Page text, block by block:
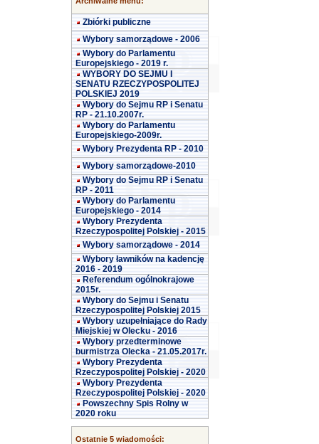
Zbiórki publiczne
Wybory samorządowe - 2006
Wybory do Parlamentu
Europejskiego - 2019 r.
WYBORY DO SEJMU I
SENATU RZECZYPOSPOLITEJ
POLSKIEJ 2019
Wybory do Sejmu RP i Senatu
RP - 21.10.2007r.
Wybory do Parlamentu
Europejskiego-2009r.
Wybory Prezydenta RP - 2010
Wybory samorządowe-2010
Wybory do Sejmu RP i Senatu
RP - 2011
Wybory do Parlamentu
Europejskiego - 2014
Wybory Prezydenta
Rzeczypospolitej Polskiej - 2015
Wybory samorządowe - 2014
Wybory ławników na kadencję
2016 - 2019
Referendum ogólnokrajowe
2015r.
Wybory do Sejmu i Senatu
Rzeczypospolitej Polskiej 2015
Wybory uzupełniające do Rady
Miejskiej w Olecku - 2016
Wybory przedterminowe
burmistrza Olecka - 21.05.2017r.
Wybory Prezydenta
Rzeczypospolitej Polskiej - 2020
Wybory Prezydenta
Rzeczypospolitej Polskiej - 2020
Powszechny Spis Rolny w
2020 roku
Ostatnie 5 wiadomości: